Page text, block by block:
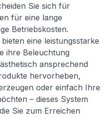
Sie sich für
für eine lange
Betriebskosten.
eine leistungsstarke
ihre Beleuchtung
ansprechend
hervorheben,
oder einfach Ihre
– dieses System
Sie zum Erreichen